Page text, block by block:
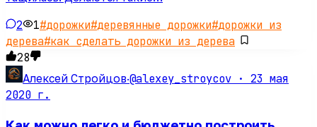
2 1#дорожки#деревянные дорожки#дорожки из
дерева#как сделать дорожки из дерева
28
Алексей Стройцов·@alexey_stroycov · 23 мая
2020 г.